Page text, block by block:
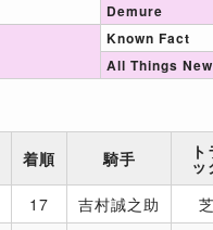
Demure
Known Fact
All Things New
着順 騎手 ト
ッ
17 吉村誠之助 芝